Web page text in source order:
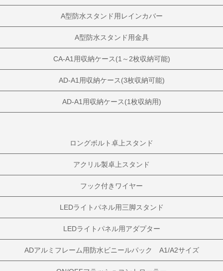
A型防水スタンド用レインカバー
A型防水スタンド用金具
CA-A1用収納ケース(1～2枚収納可能)
AD-A1用収納ケース(3枚収納可能)
AD-A1用収納ケース(1枚収納用)
ロングボルト卓上スタンド
アクリル製卓上スタンド
フック付きワイヤー
LEDライトパネル用三脚スタンド
LEDライトパネル用アダプター
ADアルミフレーム用防水ビニールパック A1/A2サイズ